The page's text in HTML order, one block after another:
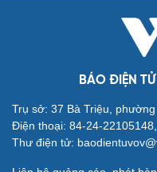
BÁO ĐIỆN
Trụ sở: 37 Bà Triệu,
Điện thoại: 84-24-
Thư điện tử: